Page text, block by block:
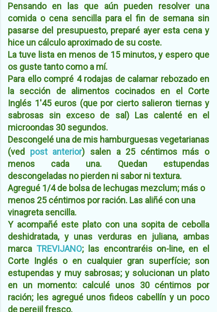
Pensando en las que aún pueden resolver una
comida o cena sencilla para el fin de semana sin
pasarse del presupuesto, preparé ayer esta cena y
hice un cálculo aproximado de su coste.
La tuve lista en menos de 15 minutos, y espero que
os guste tanto como a mí.
Para ello compré 4 rodajas de calamar rebozado en
la sección de alimentos cocinados en el Corte
Inglés 1'45 euros (que por cierto salieron tiernas y
sabrosas sin exceso de sal) Las calenté en el
microondas 30 segundos.
Descongelé una de mis hamburguesas vegetarianas
(ved post anterior) salen a 25 céntimos más o
menos cada una. Quedan estupendas
descongeladas no pierden ni sabor ni textura.
Agregué 1/4 de bolsa de lechugas mezclum; más o
menos 25 céntimos por ración. Las aliñé con una
vinagreta sencilla.
Y acompañé este plato con una sopita de cebolla
deshidratada, y unas verduras en juliana, ambas
marca TREVIJANO; las encontraréis on-line, en el
Corte Inglés o en cualquier gran superfície; son
estupendas y muy sabrosas; y solucionan un plato
en un momento: calculé unos 30 céntimos por
ración; les agregué unos fideos cabellín y un poco
de perejil fresco.